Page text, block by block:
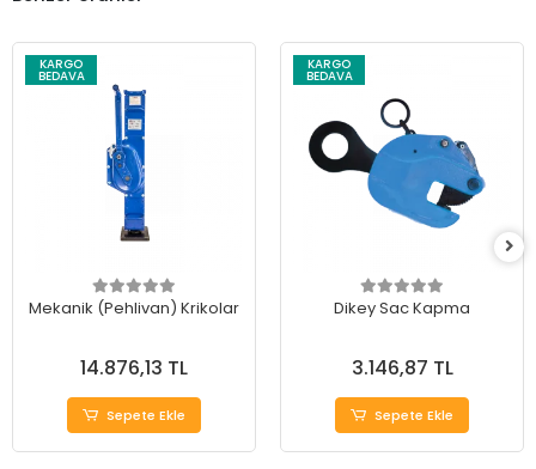
KARGO
BEDAVA
Mekanik (Pehlivan) Krikolar
14.876,13 TL
Sepete Ekle
KARGO
BEDAVA
Dikey Sac Kapma
3.146,87 TL
Sepete Ekle